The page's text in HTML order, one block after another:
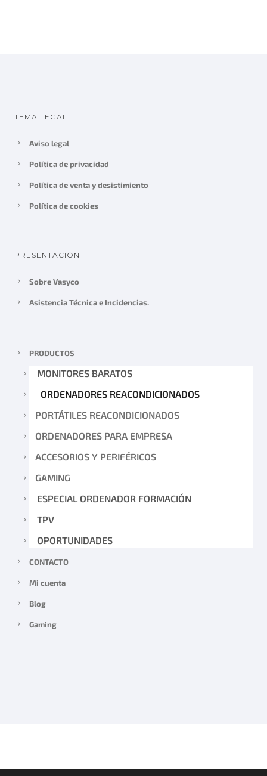
TEMA LEGAL
Aviso legal
Política de privacidad
Política de venta y desistimiento
Política de cookies
PRESENTACIÓN
Sobre Vasyco
Asistencia Técnica e Incidencias.
PRODUCTOS
MONITORES BARATOS
ORDENADORES REACONDICIONADOS
PORTÁTILES REACONDICIONADOS
ORDENADORES PARA EMPRESA
ACCESORIOS Y PERIFÉRICOS
GAMING
ESPECIAL ORDENADOR FORMACIÓN
TPV
OPORTUNIDADES
CONTACTO
Mi cuenta
Blog
Gaming